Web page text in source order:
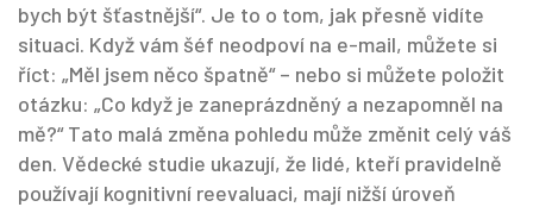
bych být šťastnější“. Je to o tom, jak přesně vidíte
situaci. Když vám šéf neodpoví na e-mail, můžete si
říct: „Měl jsem něco špatně“ – nebo si můžete položit
otázku: „Co když je zaneprázdněný a nezapomněl na
mě?“ Tato malá změna pohledu může změnit celý váš
den. Vědecké studie ukazují, že lidé, kteří pravidelně
používají kognitivní reevaluaci, mají nižší úroveň